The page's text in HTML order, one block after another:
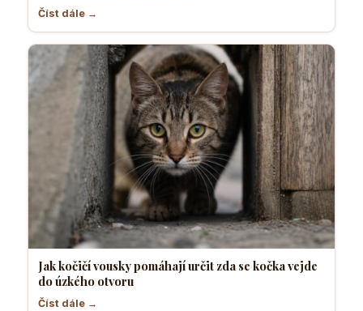
Číst dále →
Jak kočičí vousky pomáhají určit zda se kočka vejde
do úzkého otvoru
Číst dále →